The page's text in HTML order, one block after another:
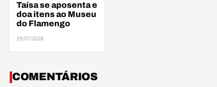
ELENCO
Taísa se aposenta e
doa itens ao Museu
do Flamengo
29/07/2026
COMENTÁRIOS